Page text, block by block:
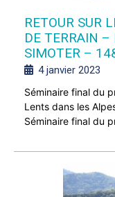
RETOUR SUR
DE TERRAIN
SIMOTER –
4 janvier 2023
Séminaire final du
Lents dans les
Séminaire final du